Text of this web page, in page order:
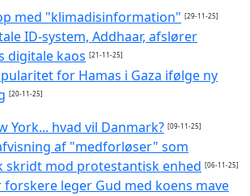
med "klimadisinformation" [29-11-25]
ID-system, Addhaar, afslører
digitale kaos [21-11-25]
for Hamas i Gaza ifølge ny
[20-11-25]
York... hvad vil Danmark? [09-11-25]
af "medforløser" som
skridt mod protestantisk enhed [06-11-25]
forskere leger Gud med koens mave